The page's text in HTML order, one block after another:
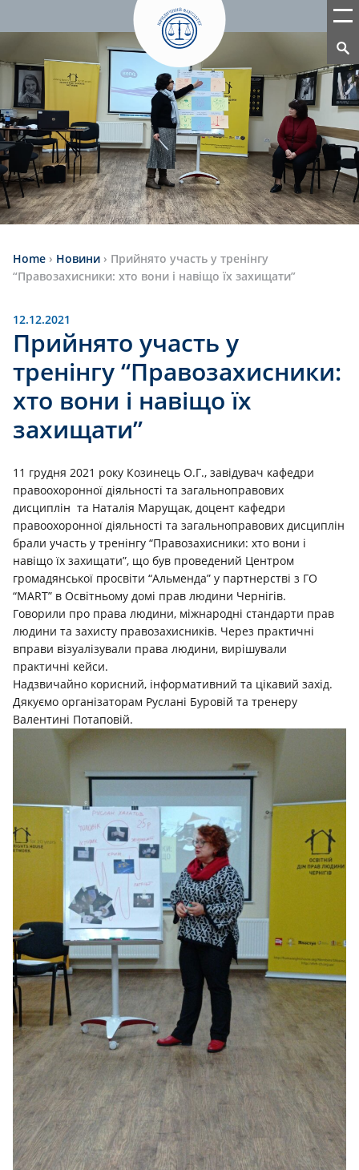
Home › Новини › Прийнято участь у тренінгу
“Правозахисники: хто вони і навіщо їх захищати”
12.12.2021
Прийнято участь у
тренінгу “Правозахисники:
хто вони і навіщо їх
захищати”
11 грудня 2021 року Козинець О.Г., завідувач кафедри
правоохоронної діяльності та загальноправових
дисциплін та Наталія Марущак, доцент кафедри
правоохоронної діяльності та загальноправових дисциплін
брали участь у тренінгу “Правозахисники: хто вони і
навіщо їх захищати”, що був проведений Центром
громадянської просвіти “Альменда” у партнерстві з ГО
“MART” в Освітньому домі прав людини Чернігів.
Говорили про права людини, міжнародні стандарти прав
людини та захисту правозахисників. Через практичні
вправи візуалізували права людини, вирішували
практичні кейси.
Надзвичайно корисний, інформативний та цікавий захід.
Дякуємо організаторам Руслані Буровій та тренеру
Валентині Потаповій.